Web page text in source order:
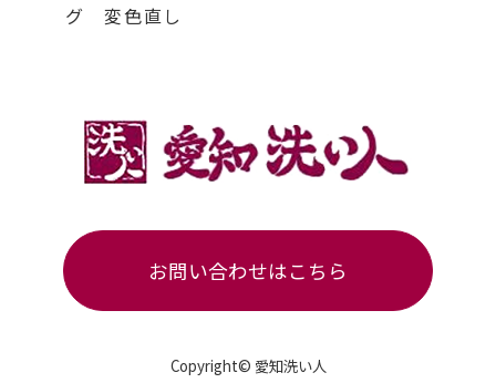
グ 変色直し
お問い合わせはこちら
Copyright© 愛知洗い人